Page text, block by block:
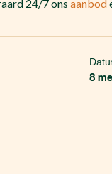
24/7 onsaanbod
8